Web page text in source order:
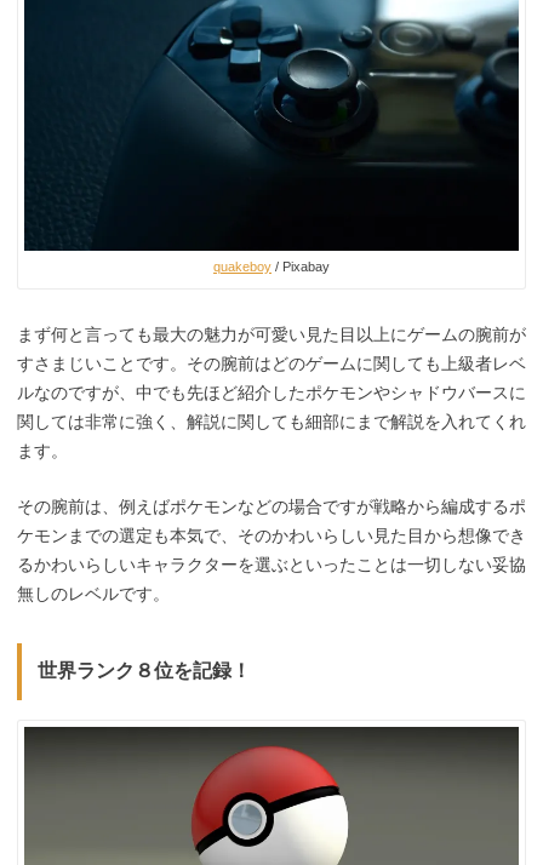
quakeboy / Pixabay
まず何と言っても最大の魅力が可愛い見た目以上にゲームの腕前が
すさまじいことです。その腕前はどのゲームに関しても上級者レベ
ルなのですが、中でも先ほど紹介したポケモンやシャドウバースに
関しては非常に強く、解説に関しても細部にまで解説を入れてくれ
ます。
その腕前は、例えばポケモンなどの場合ですが戦略から編成するポ
ケモンまでの選定も本気で、そのかわいらしい見た目から想像でき
るかわいらしいキャラクターを選ぶといったことは一切しない妥協
無しのレベルです。
世界ランク８位を記録！